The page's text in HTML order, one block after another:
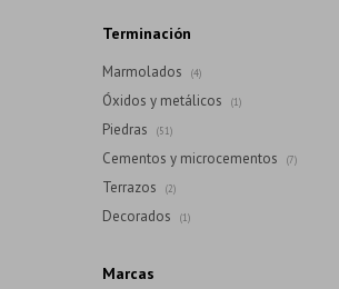
Marcas
Terminación
Marmolados (4)
Óxidos y metálicos (1)
Piedras (51)
Cementos y microcementos (7)
Terrazos (2)
Decorados (1)